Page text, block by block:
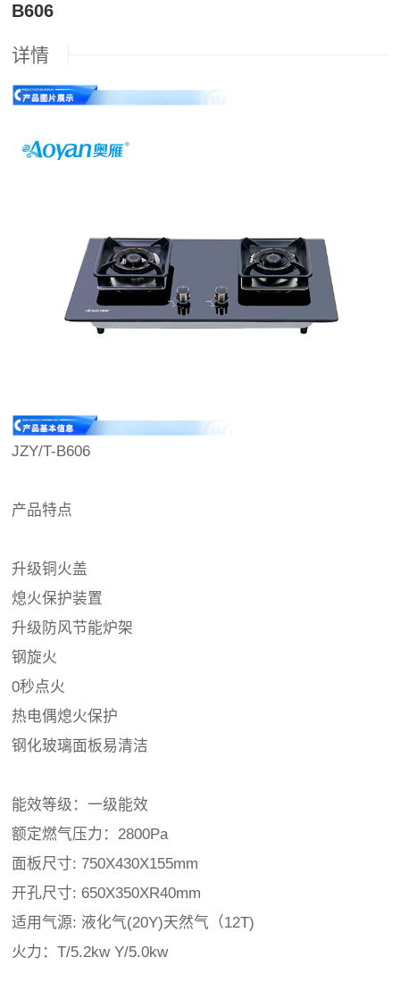
B606
详情
JZY/T-B606
产品特点
升级铜火盖
熄火保护装置
升级防风节能炉架
钢旋火
0秒点火
热电偶熄火保护
钢化玻璃面板易清洁
能效等级：一级能效
额定燃气压力：2800Pa
面板尺寸: 750X430X155mm
开孔尺寸: 650X350XR40mm
适用气源: 液化气(20Y)天然气（12T)
火力：T/5.2kw Y/5.0kw